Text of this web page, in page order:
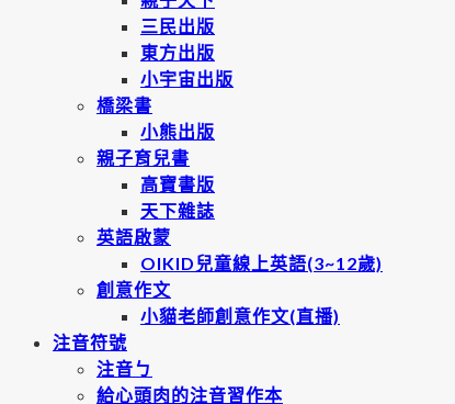
三民出版
東方出版
小宇宙出版
橋梁書
小熊出版
親子育兒書
高寶書版
天下雜誌
英語啟蒙
OIKID兒童線上英語(3~12歲)
創意作文
小貓老師創意作文(直播)
注音符號
注音ㄅ
給心頭肉的注音習作本